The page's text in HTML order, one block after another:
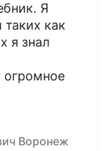
Я
как
я знал
огромное
Воронеж